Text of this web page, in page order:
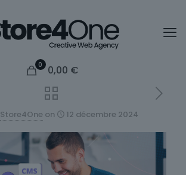
0 0,00 €
Store4One on 12 décembre 2024